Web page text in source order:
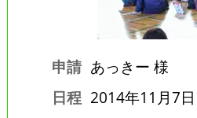
申請 あっきー 様
日程 2014年11月7日